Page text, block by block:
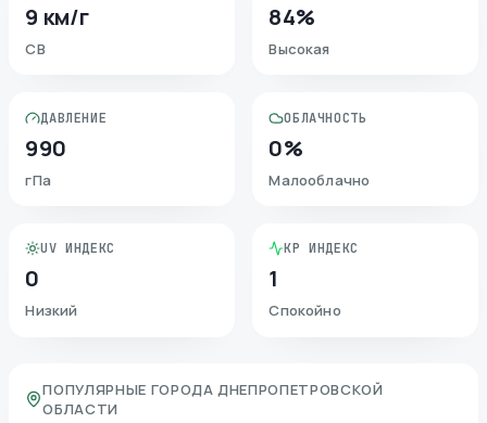
9 км/г
СВ
84%
Высокая
ДАВЛЕНИЕ
990
гПа
ОБЛАЧНОСТЬ
0%
Малооблачно
UV ИНДЕКС
0
Низкий
KP ИНДЕКС
1
Спокойно
ПОПУЛЯРНЫЕ ГОРОДА ДНЕПРОПЕТРОВСКОЙ
ОБЛАСТИ